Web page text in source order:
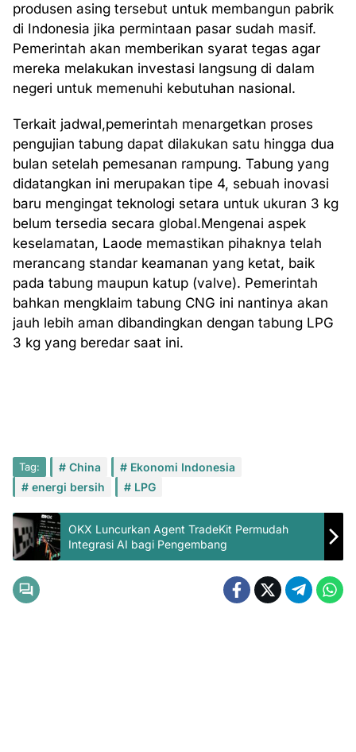
produsen asing tersebut untuk membangun pabrik
di Indonesia jika permintaan pasar sudah masif.
Pemerintah akan memberikan syarat tegas agar
mereka melakukan investasi langsung di dalam
negeri untuk memenuhi kebutuhan nasional.
Terkait jadwal,pemerintah menargetkan proses
pengujian tabung dapat dilakukan satu hingga dua
bulan setelah pemesanan rampung. Tabung yang
didatangkan ini merupakan tipe 4, sebuah inovasi
baru mengingat teknologi setara untuk ukuran 3 kg
belum tersedia secara global.Mengenai aspek
keselamatan, Laode memastikan pihaknya telah
merancang standar keamanan yang ketat, baik
pada tabung maupun katup (valve). Pemerintah
bahkan mengklaim tabung CNG ini nantinya akan
jauh lebih aman dibandingkan dengan tabung LPG
3 kg yang beredar saat ini.
Tag: China
Ekonomi Indonesia
energi bersih
LPG
OKX Luncurkan Agent TradeKit Permudah
Integrasi AI bagi Pengembang